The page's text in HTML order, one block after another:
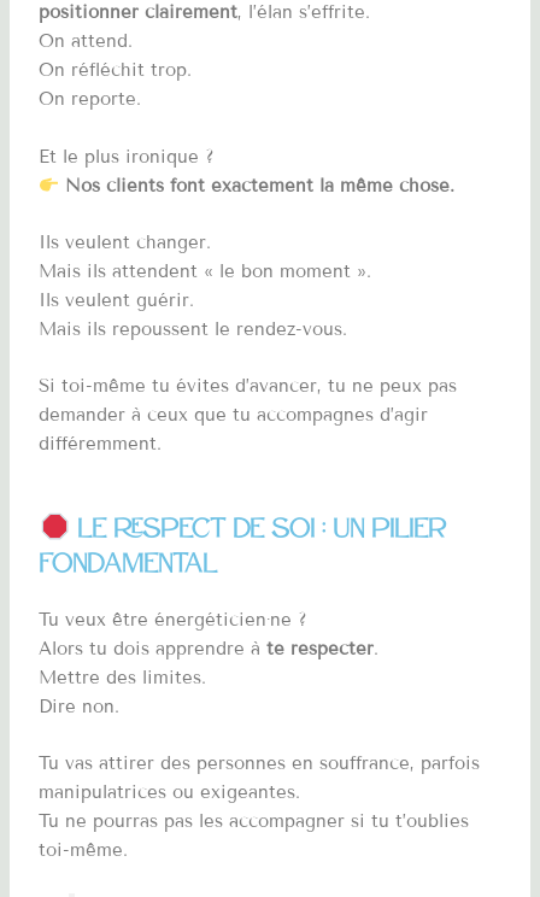
positionner clairement, l’élan s’effrite.
On attend.
On réfléchit trop.
On reporte.
Et le plus ironique ?
Nos clients font exactement la même chose.
Ils veulent changer.
Mais ils attendent « le bon moment ».
Ils veulent guérir.
Mais ils repoussent le rendez-vous.
Si toi-même tu évites d’avancer, tu ne peux pas
demander à ceux que tu accompagnes d’agir
différemment.
Le respect de soi : un pilier
fondamental
Tu veux être énergéticien·ne ?
Alors tu dois apprendre àte respecter.
Mettre des limites.
Dire non.
Tu vas attirer des personnes en souffrance, parfois
manipulatrices ou exigeantes.
Tu ne pourras pas les accompagner si tu t’oublies
toi-même.